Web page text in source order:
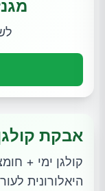
אבקת
קולגן ימי +
היאלורונית